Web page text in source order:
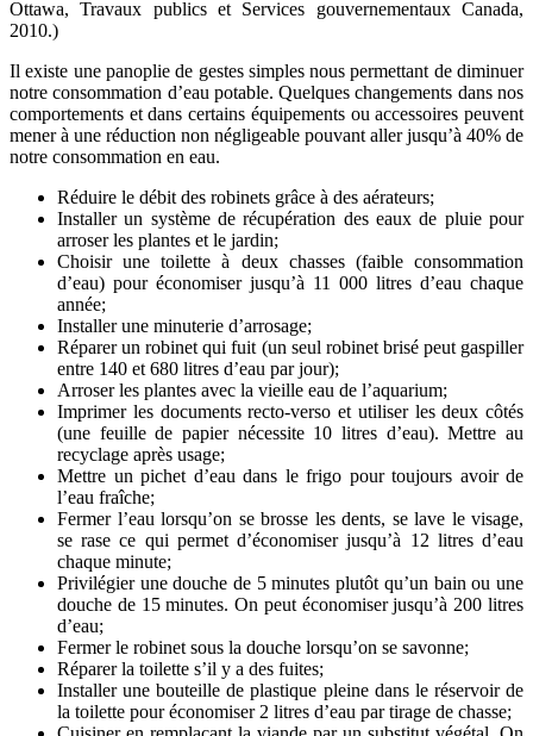
Ottawa, Travaux publics et Services gouvernementaux Canada,
2010.)
Il existe une panoplie de gestes simples nous permettant de diminuer
notre consommation d’eau potable. Quelques changements dans nos
comportements et dans certains équipements ou accessoires peuvent
mener à une réduction non négligeable pouvant aller jusqu’à 40% de
notre consommation en eau.
Réduire le débit des robinets grâce à des aérateurs;
Installer un système de récupération des eaux de pluie pour
arroser les plantes et le jardin;
Choisir une toilette à deux chasses (faible consommation
d’eau) pour économiser jusqu’à 11 000 litres d’eau chaque
année;
Installer une minuterie d’arrosage;
Réparer un robinet qui fuit (un seul robinet brisé peut gaspiller
entre 140 et 680 litres d’eau par jour);
Arroser les plantes avec la vieille eau de l’aquarium;
Imprimer les documents recto-verso et utiliser les deux côtés
(une feuille de papier nécessite 10 litres d’eau). Mettre au
recyclage après usage;
Mettre un pichet d’eau dans le frigo pour toujours avoir de
l’eau fraîche;
Fermer l’eau lorsqu’on se brosse les dents, se lave le visage,
se rase ce qui permet d’économiser jusqu’à 12 litres d’eau
chaque minute;
Privilégier une douche de 5 minutes plutôt qu’un bain ou une
douche de 15 minutes. On peut économiser jusqu’à 200 litres
d’eau;
Fermer le robinet sous la douche lorsqu’on se savonne;
Réparer la toilette s’il y a des fuites;
Installer une bouteille de plastique pleine dans le réservoir de
la toilette pour économiser 2 litres d’eau par tirage de chasse;